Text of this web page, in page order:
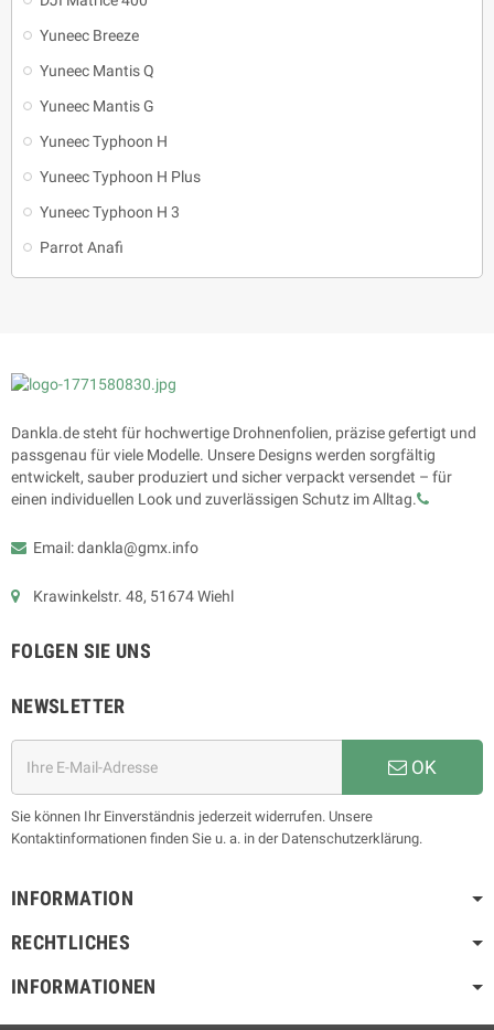
Yuneec Breeze
Yuneec Mantis Q
Yuneec Mantis G
Yuneec Typhoon H
Yuneec Typhoon H Plus
Yuneec Typhoon H 3
Parrot Anafi
Dankla.de steht für hochwertige Drohnenfolien, präzise gefertigt und
passgenau für viele Modelle. Unsere Designs werden sorgfältig
entwickelt, sauber produziert und sicher verpackt versendet – für
einen individuellen Look und zuverlässigen Schutz im Alltag.
Email: dankla@gmx.info
Krawinkelstr. 48, 51674 Wiehl
FOLGEN SIE UNS
NEWSLETTER
OK
Sie können Ihr Einverständnis jederzeit widerrufen. Unsere
Kontaktinformationen finden Sie u. a. in der Datenschutzerklärung.
INFORMATION
RECHTLICHES
INFORMATIONEN